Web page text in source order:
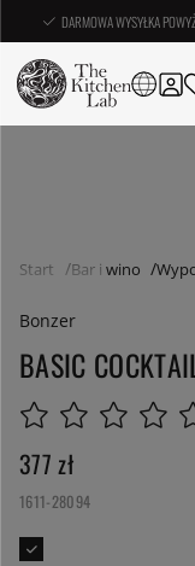
DARMOWA WYSYŁKA
Start Bar i wino
Bonzer
BASIC
377 zł
1611-28094